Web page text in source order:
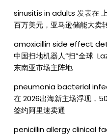
sinusitis in adults 发表在
百万美元，亚马逊储能大卖
amoxicillin side effect
中国扫地机器人“扫”全球
东南亚市场主阵地
pneumonia bacterial
在2026出海新主场浮现，
签约阿里速卖通
penicillin allergy clinical